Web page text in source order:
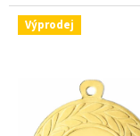
Výprodej